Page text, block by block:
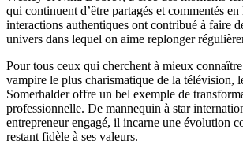
qui continuent d’être partagés et commentés
interactions authentiques ont contribué à faire
univers dans lequel on aime replonger
Pour tous ceux qui cherchent à mieux
vampire le plus charismatique de la télévision,
Somerhalder offre un bel exemple de
professionnelle. De mannequin à star
entrepreneur engagé, il incarne une évolution
restant fidèle à ses valeurs.